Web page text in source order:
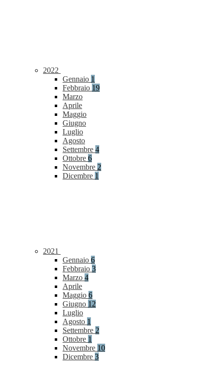
2022
Gennaio 1
Febbraio 19
Marzo
Aprile
Maggio
Giugno
Luglio
Agosto
Settembre 4
Ottobre 6
Novembre 2
Dicembre 1
2021
Gennaio 6
Febbraio 3
Marzo 4
Aprile
Maggio 6
Giugno 12
Luglio
Agosto 1
Settembre 2
Ottobre 1
Novembre 10
Dicembre 3